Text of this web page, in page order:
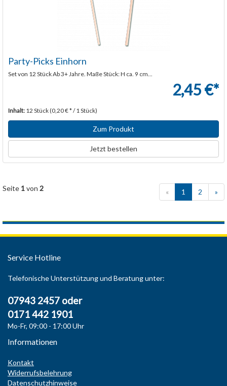
Party-Picks Einhorn
Set von 12 Stück Ab 3+ Jahre. Maße Stück: H ca. 9 cm...
2,45 €*
Inhalt: 12 Stück (0,20 € * / 1 Stück)
Zum Produkt
Jetzt bestellen
Seite 1von 2 « 1 2 »
Service Hotline
Telefonische Unterstützung und Beratung unter:
07943 2457 oder
0171 442 1901
Mo-Fr, 09:00 - 17:00 Uhr
Informationen
Kontakt
Widerrufsbelehrung
Datenschutzhinweise